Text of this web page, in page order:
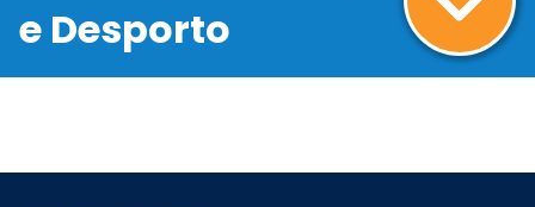
e Desporto